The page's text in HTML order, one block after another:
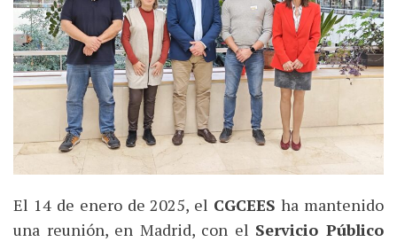
El 14 de enero de 2025, el CGCEES ha mantenido
una reunión, en Madrid, con el Servicio Público